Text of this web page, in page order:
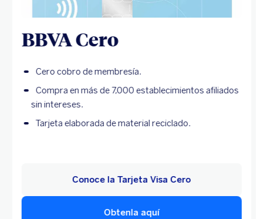
BBVA Cero
Cero cobro de membresía.
Compra en más de 7,000 establecimientos afiliados
sin intereses.
Tarjeta elaborada de material reciclado.
Obtenla aquí
Conoce la Tarjeta Visa Cero